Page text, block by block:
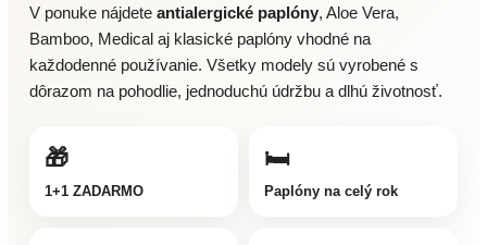
V ponuke nájdete antialergické paplóny, Aloe Vera,
Bamboo, Medical aj klasické paplóny vhodné na
každodenné používanie. Všetky modely sú vyrobené s
dôrazom na pohodlie, jednoduchú údržbu a dlhú životnosť.
🎁
1+1 ZADARMO
🛏️
Paplóny na celý rok